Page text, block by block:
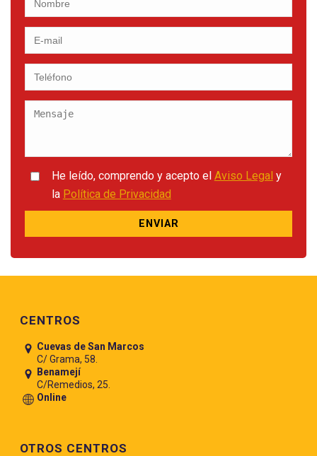
He leído, comprendo y acepto el Aviso Legal y
la Política de Privacidad
CENTROS
Cuevas de San Marcos
C/ Grama, 58.
Benamejí
C/Remedios, 25.
Online
OTROS CENTROS